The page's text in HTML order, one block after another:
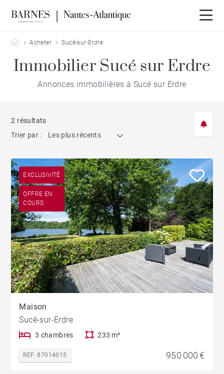
Barnes Nantes-Atlantique
Acheter Sucé-sur-Erdre
Immobilier Sucé sur Erdre
Annonces immobilières à Sucé sur Erdre
2 résultats
Trier par :
Les plus récents
EXCLUSIVITÉ
OFFRE EN
COURS
Maison
Sucé-sur-Erdre
3 chambres 233 m²
REF. 87014015 950 000 €